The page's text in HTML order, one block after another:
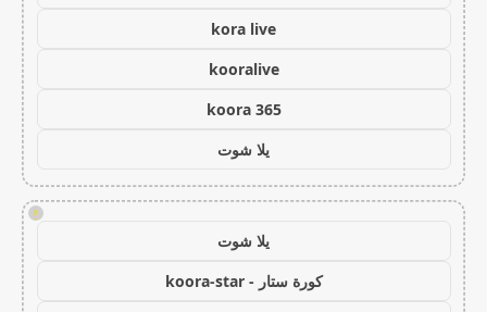
kora live
kooralive
koora 365
يلا شوت
!
يلا شوت
كورة ستار - koora-star